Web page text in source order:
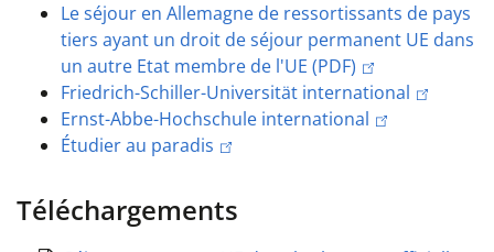
Le séjour en Allemagne de ressortissants de pays
tiers ayant un droit de séjour permanent UE dans
un autre Etat membre de l'UE (PDF)
Friedrich-Schiller-Universität international
Ernst-Abbe-Hochschule international
Étudier au paradis
Téléchargements